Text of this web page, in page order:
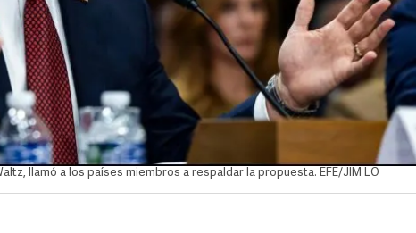
llamó a los países miembros a respaldar la propuesta. EFE/JIM LO